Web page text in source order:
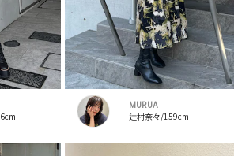
MURUA
辻村奈々/159cm